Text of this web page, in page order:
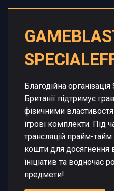
Благодійна
Британії підтримує
фізичними
ігрові комплекти. Під
трансляцій прайм-тайм
кошти для досягнення
ініціатив та водночас
предмети!